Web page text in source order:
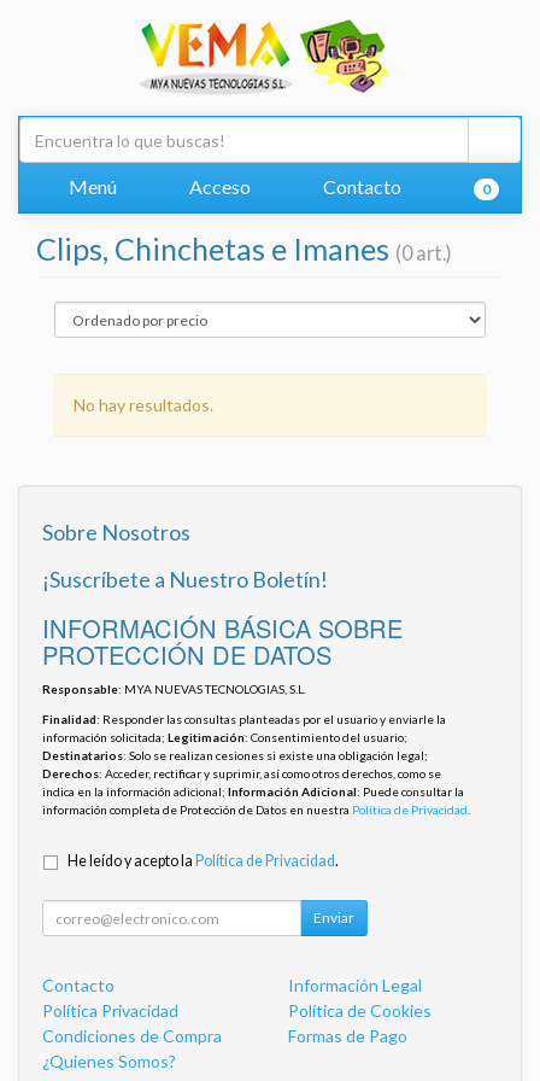
Menú Acceso Contacto 0
Clips, Chinchetas e Imanes (0 art.)
No hay resultados.
Sobre Nosotros
¡Suscríbete a Nuestro Boletín!
INFORMACIÓN BÁSICA SOBRE
PROTECCIÓN DE DATOS
Responsable: MYA NUEVAS TECNOLOGIAS, S.L.
Finalidad: Responder las consultas planteadas por el usuario y enviarle la
información solicitada; Legitimación: Consentimiento del usuario;
Destinatarios: Solo se realizan cesiones si existe una obligación legal;
Derechos: Acceder, rectificar y suprimir, así como otros derechos, como se
indica en la información adicional; Información Adicional: Puede consultar la
información completa de Protección de Datos en nuestra Política de Privacidad
He leído y acepto la Política de Privacidad.
Enviar
Contacto
Información Legal
Política Privacidad
Política de Cookies
Condiciones de Compra
Formas de Pago
¿Quienes Somos?